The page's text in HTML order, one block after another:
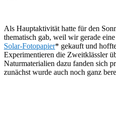
Als Hauptaktivität hatte für den
thematisch gab, weil wir gerade
Solar-Fotopapier* gekauft und
Experimentieren die Zweitklässler
Naturmaterialien dazu fanden sich
zunächst wurde auch noch ganz